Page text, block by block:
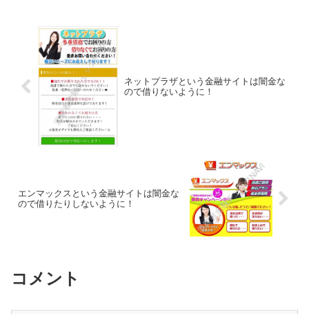
ネットプラザという金融サイトは闇金な
ので借りないように！
エンマックスという金融サイトは闇金な
ので借りたりしないように！
コメント